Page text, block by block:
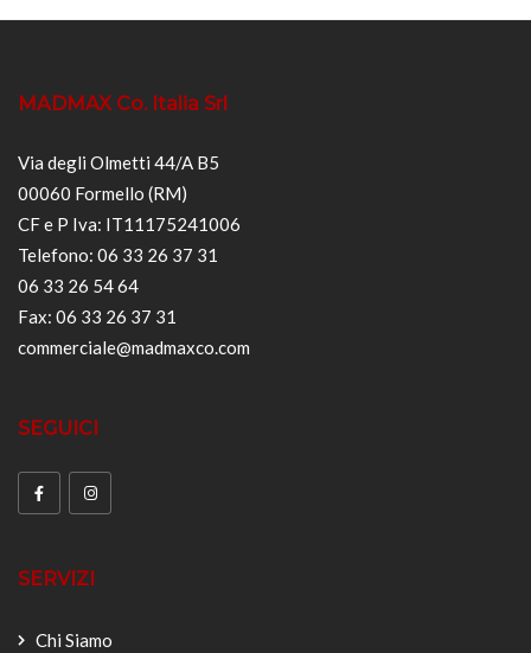
MADMAX Co. Italia Srl
Via degli Olmetti 44/A B5
00060 Formello (RM)
CF e P Iva: IT11175241006
Telefono: 06 33 26 37 31
06 33 26 54 64
Fax: 06 33 26 37 31
commerciale@madmaxco.com
SEGUICI
SERVIZI
Chi Siamo